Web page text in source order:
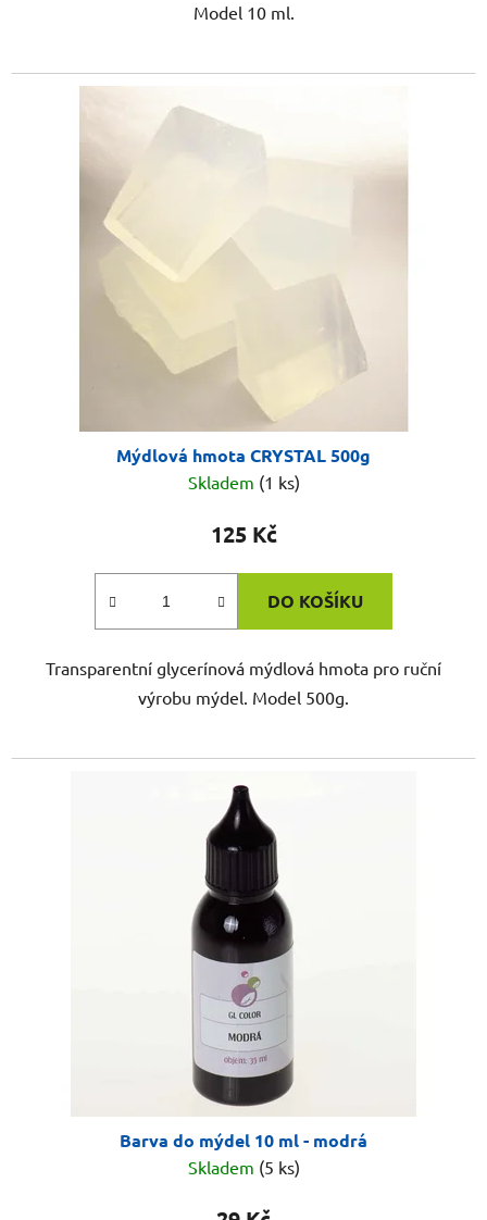
Model 10 ml.
Mýdlová hmota CRYSTAL 500g
Skladem (1 ks)
125 Kč
DO KOŠÍKU
Transparentní glycerínová mýdlová hmota pro ruční
výrobu mýdel. Model 500g.
Barva do mýdel 10 ml - modrá
Skladem (5 ks)